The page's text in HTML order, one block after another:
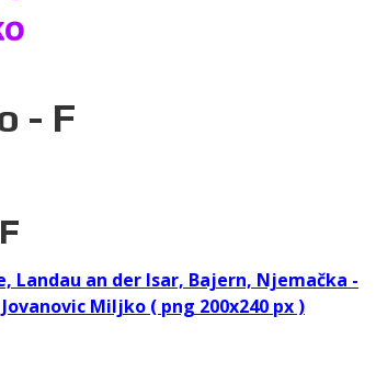
- F
Landau an der Isar, Bajern, Njemačka -
Miljko ( png 200x240 px )